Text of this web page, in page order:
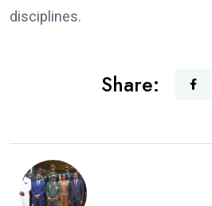
disciplines.
Share: